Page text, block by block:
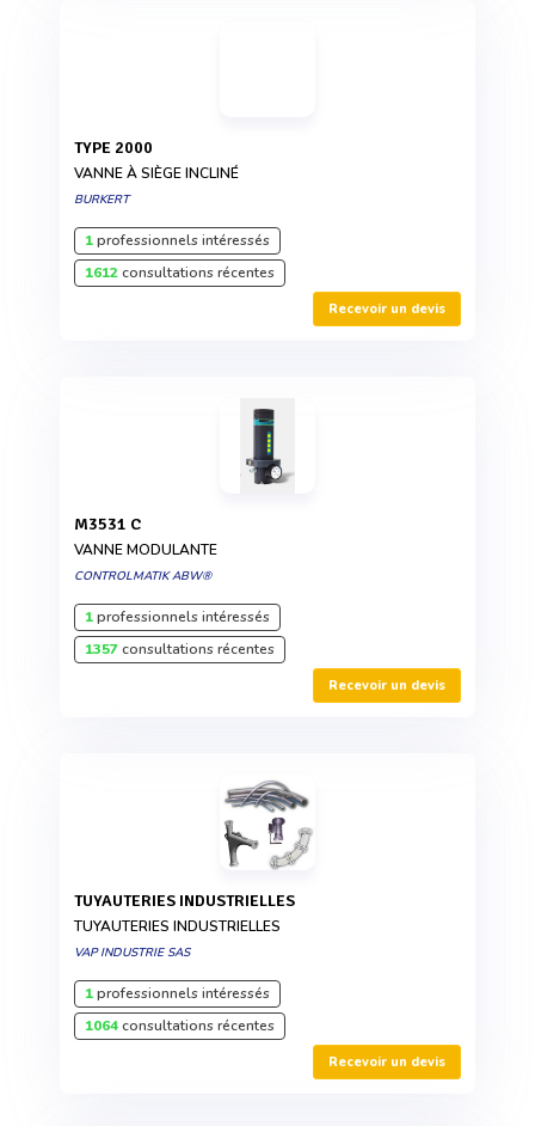
TYPE 2000
VANNE À SIÈGE INCLINÉ
BURKERT
1professionnels intéressés
1612consultations récentes
Recevoir un devis
M3531 C
VANNE MODULANTE
CONTROLMATIK ABW®
1professionnels intéressés
1357consultations récentes
Recevoir un devis
TUYAUTERIES INDUSTRIELLES
TUYAUTERIES INDUSTRIELLES
VAP INDUSTRIE SAS
1professionnels intéressés
1064consultations récentes
Recevoir un devis